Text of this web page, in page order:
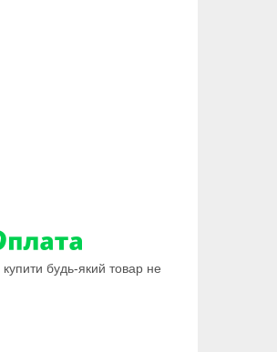
будь-який товар не